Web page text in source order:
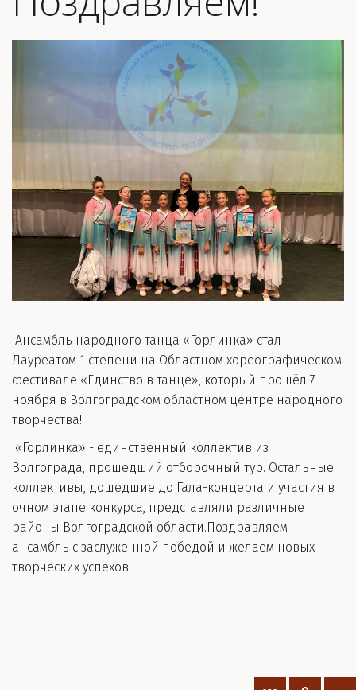
Ансамбль народного танца «Горлинка» стал
Лауреатом 1 степени на Областном хореографическом
фестивале «Единство в танце», который прошёл 7
ноября в Волгоградском областном центре народного
творчества!
«Горлинка» - единственный коллектив из
Волгограда, прошедший отборочный тур. Остальные
коллективы, дошедшие до Гала-концерта и участия в
очном этапе конкурса, представляли различные
районы Волгоградской области.Поздравляем
ансамбль с заслуженной победой и желаем новых
творческих успехов!